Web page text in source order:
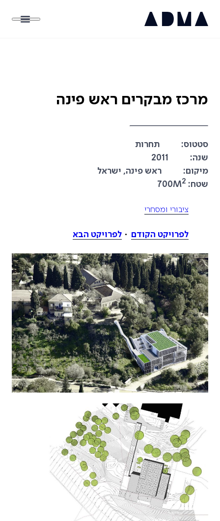
מרכז מבקרים ראש פינה
סטטוס:
תחרות
שנה:
2011
מיקום:
ראש פינה, ישראל
שטח:
700M2
ציבורי ומסחרי
לפרויקט הקודם לפרויקט הבא